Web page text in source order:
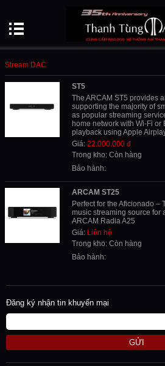
Stream DAC
ST5
The ARCAM ST5 provides
supporting the majority of
as popular streaming
home network with Wi-Fi or
playback using Apple
Giá: 22.000.000 đ
Trong kho: Còn hàng
Bảo hành:
ARCAM ST25
Perfect for the Aficionado –
music streaming source for
ARCAM Radia A25
Giá: Liên hệ
Trong kho: Còn hàng
Bảo hành:
Đăng ký nhận tin khuyến mại
GỬI